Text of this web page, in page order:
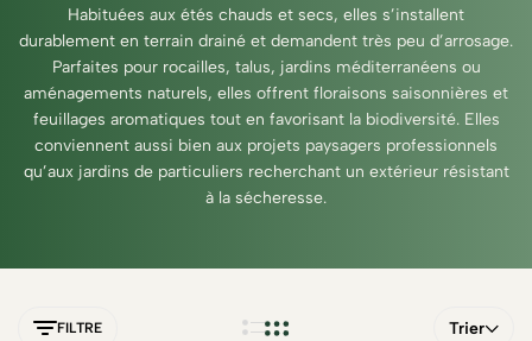
Habituées aux étés chauds et secs, elles s’installent
durablement en terrain drainé et demandent très peu d’arrosage.
Parfaites pour rocailles, talus, jardins méditerranéens ou
aménagements naturels, elles offrent floraisons saisonnières et
feuillages aromatiques tout en favorisant la biodiversité. Elles
conviennent aussi bien aux projets paysagers professionnels
qu’aux jardins de particuliers recherchant un extérieur résistant
à la sécheresse.
FILTRE Trier